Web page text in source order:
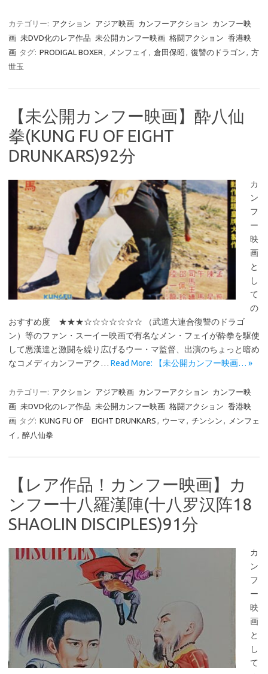
カテゴリー: アクション アジア映画 カンフーアクション
カンフー映
画 未DVD化のレア作品 未公開カンフー映画 格闘アクション 香港映
画 タグ: PRODIGAL BOXER , メンフェイ , 倉田保昭 , 復讐のドラゴン , 方
世玉
【未公開カンフー映画】酔八仙
拳(KUNG FU OF EIGHT
DRUNKARS)92分
カ
ン
フ
ー
映
画
と
し
て
の
おすすめ度 ★★★☆☆☆☆☆☆☆ （武道大連合復讐のドラゴ
ン）等のファン・スーイー映画で有名なメン・フェイが酔拳を駆使
して悪漢達と激闘を繰り広げるウー・マ監督、出演のちょっと暗め
なコメディカンフーアク… Read More: 【未公開カンフー映画… »
カテゴリー: アクション アジア映画 カンフーアクション
カンフー映
画 未DVD化のレア作品 未公開カンフー映画 格闘アクション 香港映
画 タグ: KUNG FU OF EIGHT DRUNKARS , ウーマ , チンシン ,
メンフェ
イ , 醉八仙拳
【レア作品！カンフー映画】カ
ンフー十八羅漢陣(十八罗汉阵18
SHAOLIN DISCIPLES)91分
カ
ン
フ
ー
映
画
と
し
て